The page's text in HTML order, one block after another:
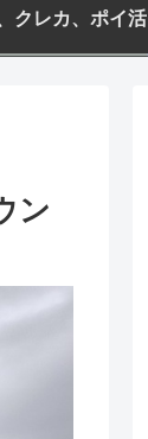
クレカ、ポイ活
ン